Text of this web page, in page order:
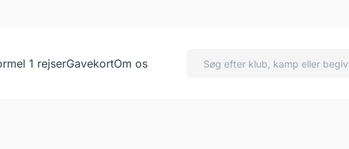
1 rejserGavekortOm os